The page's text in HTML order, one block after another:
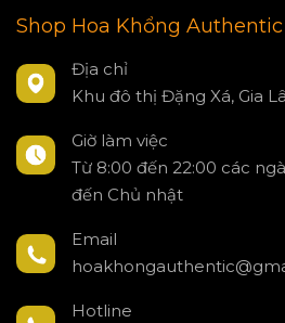
Shop Hoa Khổng Authentic
Địa chỉ
Khu đô thị Đặng Xá, Gia
Giờ làm việc
Từ 8:00 đến 22:00 các
đến Chủ nhật
Email
Hotline